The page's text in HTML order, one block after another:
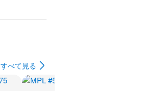
すべて見る